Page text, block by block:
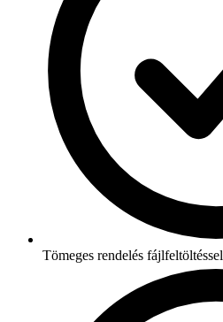
Tömeges rendelés fájlfeltöltéssel